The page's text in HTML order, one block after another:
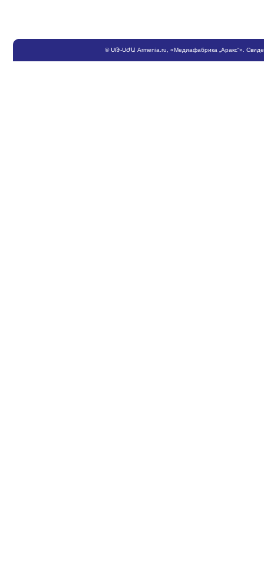
©ՍԹ-ՍԺԱ Armenia.ru , «Медиафабрика „Аракс“».